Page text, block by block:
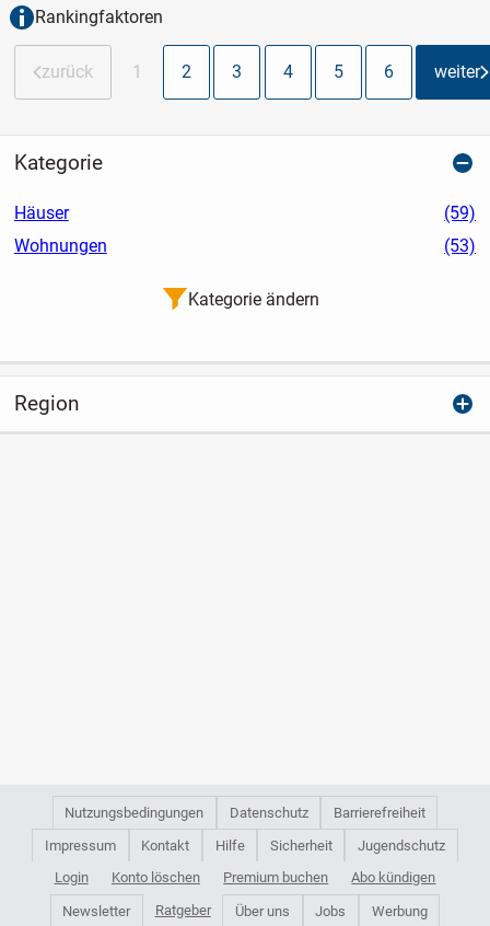
Rankingfaktoren
zurück 1 2 3 4 5 6 weiter
Kategorie
Häuser
(59)
Wohnungen
(53)
Kategorie ändern
Region
Nutzungsbedingungen Datenschutz
Barrierefreiheit
Impressum
Kontakt Hilfe Sicherheit
Jugendschutz
Login
Konto löschen Premium buchen Abo kündigen
Newsletter Ratgeber Über uns Jobs Werbung